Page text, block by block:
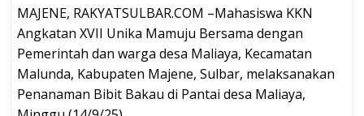
MAJENE, RAKYATSULBAR.COM –Mahasiswa KKN
Angkatan XVII Unika Mamuju Bersama dengan
Pemerintah dan warga desa Maliaya, Kecamatan
Malunda, Kabupaten Majene, Sulbar, melaksanakan
Penanaman Bibit Bakau di Pantai desa Maliaya,